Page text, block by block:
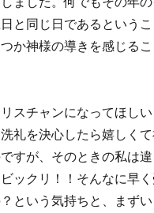
と同じ日であるという
か神様の導きを感じる
スチャンになってほし
礼を決心したら嬉しく
すが、そのときの私は違
ックリ！！そんなに早
という気持ちと、まず